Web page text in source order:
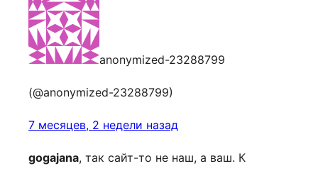
anonymized-23288799
(@anonymized-23288799)
7 месяцев, 2 недели назад
gogajana, так сайт-то не наш, а ваш. К